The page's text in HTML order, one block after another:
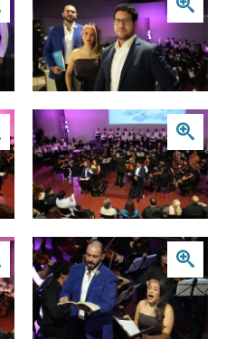
Zoom
Zoom